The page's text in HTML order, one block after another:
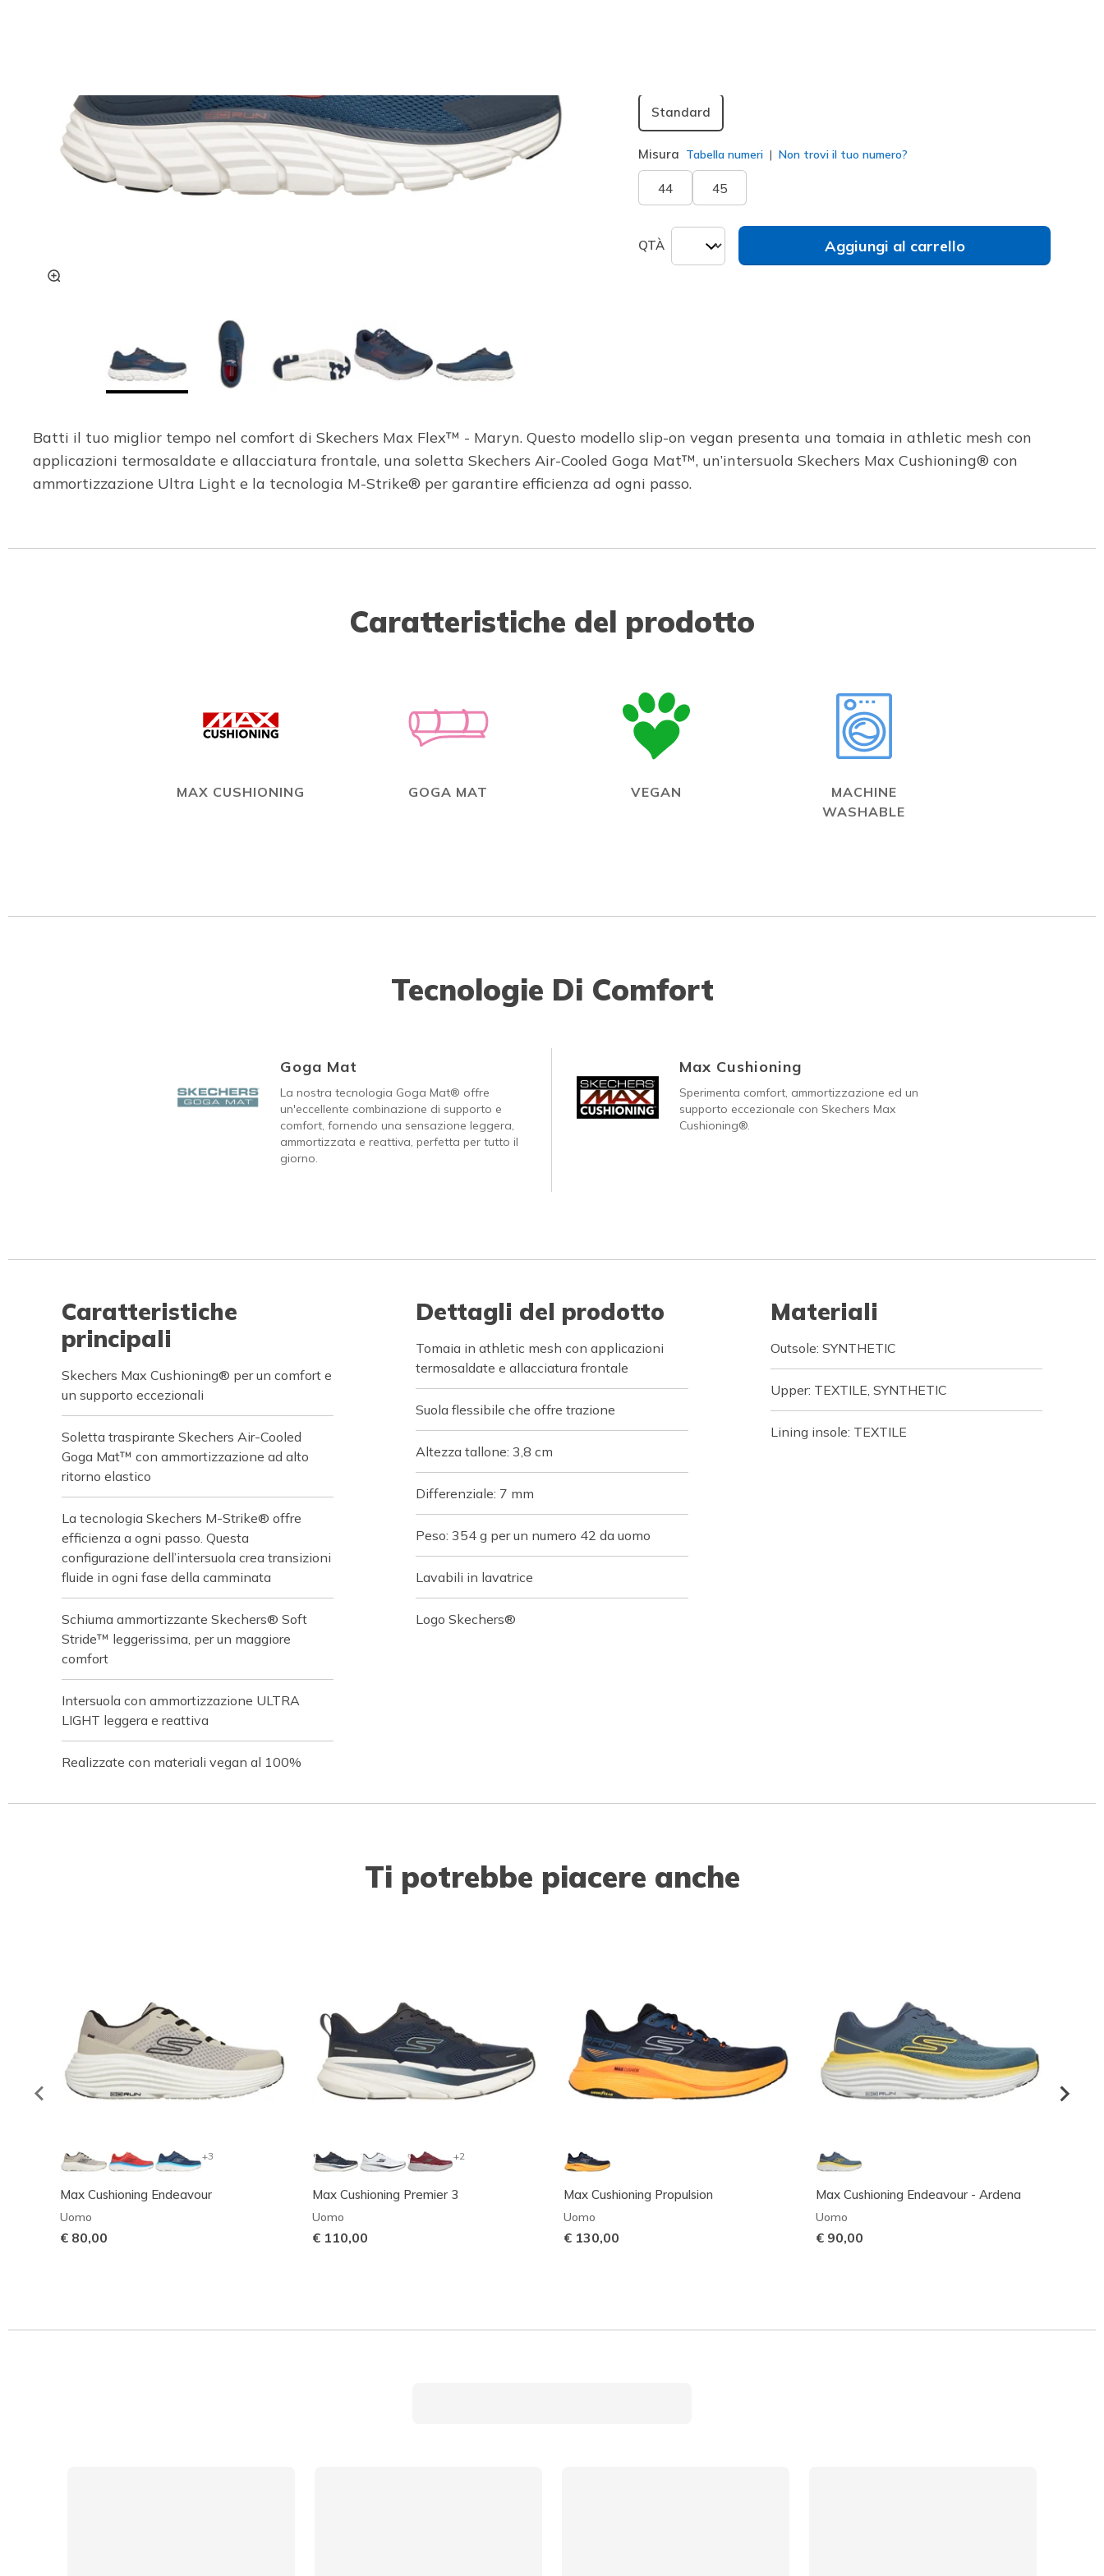
Standard
Misura Tabella numeri Non trovi il tuo numero?
44 45
QTÀ Aggiungi al carrello
Batti il tuo miglior tempo nel comfort di Skechers Max Flex™ - Maryn. Questo modello slip-on vegan presenta una tomaia in athletic mesh con
applicazioni termosaldate e allacciatura frontale, una soletta Skechers Air-Cooled Goga Mat™, un’intersuola Skechers Max Cushioning® con
ammortizzazione Ultra Light e la tecnologia M-Strike® per garantire efficienza ad ogni passo.
Caratteristiche del prodotto
MAX CUSHIONING GOGA MAT VEGAN
MACHINE
WASHABLE
Tecnologie Di Comfort
Goga Mat
La nostra tecnologia Goga Mat® offre
un'eccellente combinazione di supporto e
comfort, fornendo una sensazione leggera,
ammortizzata e reattiva, perfetta per tutto il
giorno.
Max Cushioning
Sperimenta comfort, ammortizzazione ed un
supporto eccezionale con Skechers Max
Cushioning®.
Caratteristiche
principali
Skechers Max Cushioning® per un comfort e
un supporto eccezionali
Soletta traspirante Skechers Air-Cooled
Goga Mat™ con ammortizzazione ad alto
ritorno elastico
La tecnologia Skechers M-Strike® offre
efficienza a ogni passo. Questa
configurazione dell’intersuola crea transizioni
fluide in ogni fase della camminata
Schiuma ammortizzante Skechers® Soft
Stride™ leggerissima, per un maggiore
comfort
Intersuola con ammortizzazione ULTRA
LIGHT leggera e reattiva
Realizzate con materiali vegan al 100%
Dettagli del prodotto
Tomaia in athletic mesh con applicazioni
termosaldate e allacciatura frontale
Suola flessibile che offre trazione
Altezza tallone: 3,8 cm
Differenziale: 7 mm
Peso: 354 g per un numero 42 da uomo
Lavabili in lavatrice
Logo Skechers®
Materiali
Outsole: SYNTHETIC
Upper: TEXTILE, SYNTHETIC
Lining insole: TEXTILE
Ti potrebbe piacere anche
+3
Max Cushioning Endeavour
Uomo
€ 80,00
+2
Max Cushioning Premier 3
Uomo
€ 110,00
Max Cushioning Propulsion
Uomo
€ 130,00
Max Cushioning Endeavour - Ardena
Uomo
€ 90,00